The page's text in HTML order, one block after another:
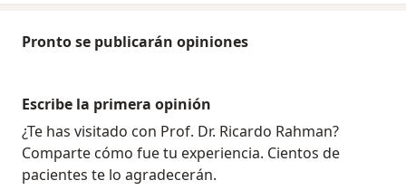
Pronto se publicarán opiniones
Escribe la primera opinión
¿Te has visitado con Prof. Dr. Ricardo Rahman?
Comparte cómo fue tu experiencia. Cientos de
pacientes te lo agradecerán.